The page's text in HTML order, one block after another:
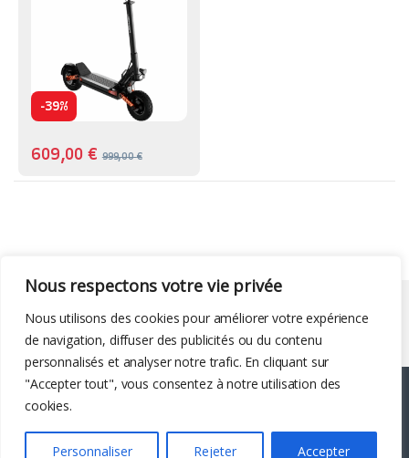
Nous respectons votre vie privée
Nous utilisons des cookies pour améliorer votre expérience
de navigation, diffuser des publicités ou du contenu
personnalisés et analyser notre trafic. En cliquant sur
"Accepter tout", vous consentez à notre utilisation des
cookies.
Personnaliser Rejeter Accepter
-39%
609,00€ 999,00€
Liens utiles